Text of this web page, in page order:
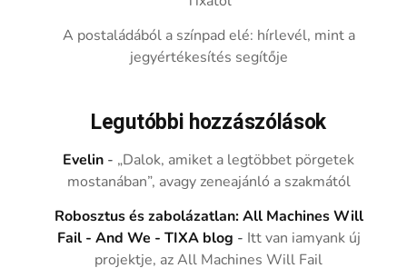
A postaládából a színpad elé: hírlevél, mint a
jegyértékesítés segítője
Legutóbbi hozzászólások
Evelin - „Dalok, amiket a legtöbbet pörgetek
mostanában”, avagy zeneajánló a szakmától
Robosztus és zabolázatlan: All Machines Will
Fail - And We - TIXA blog - Itt van iamyank új
projektje, az All Machines Will Fail